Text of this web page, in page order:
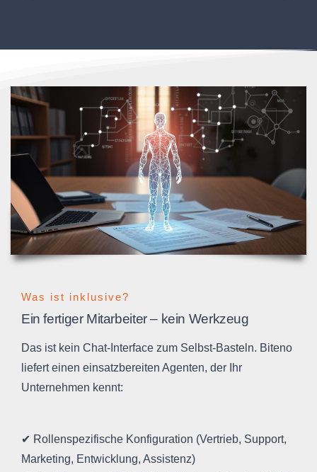
Was ist inklusive?
Ein fertiger Mitarbeiter – kein Werkzeug
Das ist kein Chat-Interface zum Selbst-Basteln. Biteno
liefert einen einsatzbereiten Agenten, der Ihr
Unternehmen kennt:
✔ Rollenspezifische Konfiguration (Vertrieb, Support,
Marketing, Entwicklung, Assistenz)